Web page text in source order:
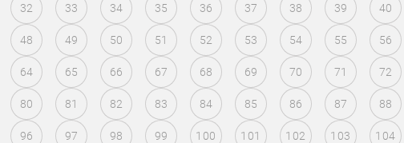
32 33 34 35 36 37 38 39 40
48 49 50 51 52 53 54 55 56
64 65 66 67 68 69 70 71 72
80 81 82 83 84 85 86 87 88
96 97 98 99 100 101 102 103 104